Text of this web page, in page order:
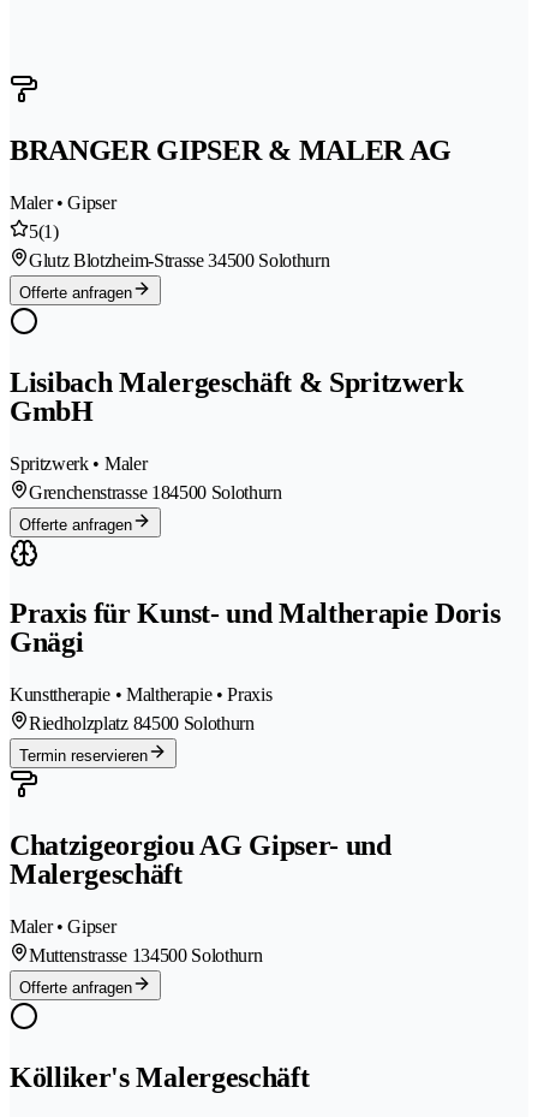
BRANGER GIPSER & MALER AG
Maler • Gipser
5(1)
Glutz Blotzheim-Strasse 34500 Solothurn
Offerte anfragen
Lisibach Malergeschäft & Spritzwerk
GmbH
Spritzwerk • Maler
Grenchenstrasse 184500 Solothurn
Offerte anfragen
Praxis für Kunst- und Maltherapie Doris
Gnägi
Kunsttherapie • Maltherapie • Praxis
Riedholzplatz 84500 Solothurn
Termin reservieren
Chatzigeorgiou AG Gipser- und
Malergeschäft
Maler • Gipser
Muttenstrasse 134500 Solothurn
Offerte anfragen
Kölliker's Malergeschäft